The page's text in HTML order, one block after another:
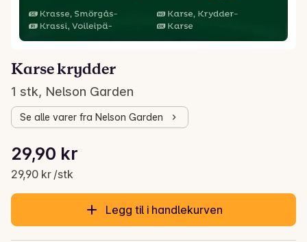
Karse krydder
1 stk, Nelson Garden
Se alle varer fra Nelson Garden
Gjeldende pris er: 29,90 kr
29,90 kr
29,90 kr /stk
Stykkpris: 29,90 kr /stk
Legg til i handlekurven